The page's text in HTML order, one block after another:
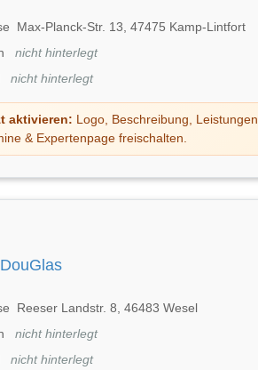
Max-Planck-Str. 13, 47475 Kamp-Lintfort
nicht hinterlegt
nicht hinterlegt
aktivieren: Logo, Beschreibung, Leistungen,
& Expertenpage freischalten.
Reeser Landstr. 8, 46483 Wesel
nicht hinterlegt
nicht hinterlegt